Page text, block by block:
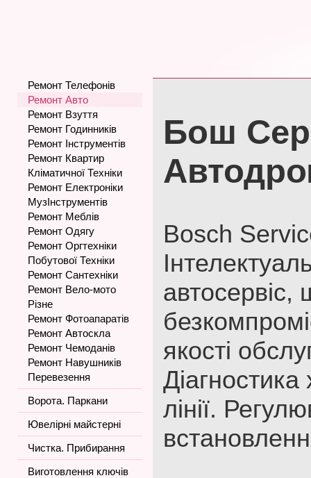
Ремонт Телефонів
Ремонт Авто
Ремонт Взуття
Ремонт Годинників
Ремонт Інструментів
Ремонт Квартир
Кліматичної Техніки
Ремонт Електроніки
МузІнструментів
Ремонт Меблів
Ремонт Одягу
Ремонт Оргтехніки
Побутової Техніки
Ремонт Сантехніки
Ремонт Вело-мото
Різне
Ремонт Фотоапаратів
Ремонт Автоскла
Ремонт Чемоданів
Ремонт Навушників
Перевезення
Ворота. Паркани
Ювелірні майстерні
Чистка. Прибирання
Виготовлення ключів
Бош
Bosch
автосервіс,
якості
лінії.